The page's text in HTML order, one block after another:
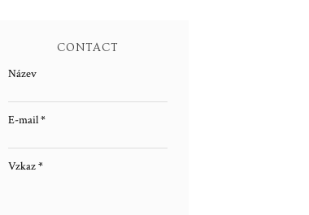
CONTACT
Název
E-mail*
Vzkaz*